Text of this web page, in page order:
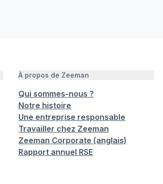
À propos de Zeeman
Qui sommes-nous ?
Notre histoire
Une entreprise responsable
Travailler chez Zeeman
Zeeman Corporate (anglais)
Rapport annuel RSE